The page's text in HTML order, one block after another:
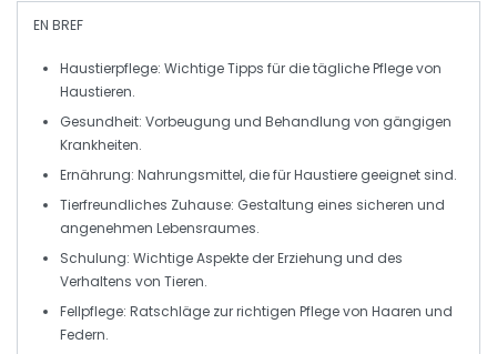
EN BREF
Haustierpflege: Wichtige Tipps für die tägliche Pflege von
Haustieren.
Gesundheit: Vorbeugung und Behandlung von gängigen
Krankheiten.
Ernährung: Nahrungsmittel, die fürHaustiere geeignet sind.
Tierfreundliches Zuhause: Gestaltung eines sicheren und
angenehmen Lebensraumes.
Schulung: Wichtige Aspekte der Erziehung und des
Verhaltens von Tieren.
Fellpflege: Ratschläge zur richtigen Pflege von Haaren und
Federn.